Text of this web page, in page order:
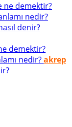
ne demektir?
nedir?
denir?
demektir?
nedir?akrep